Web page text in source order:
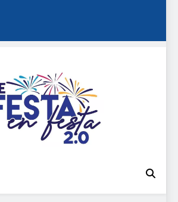
De festa en festa 2.0